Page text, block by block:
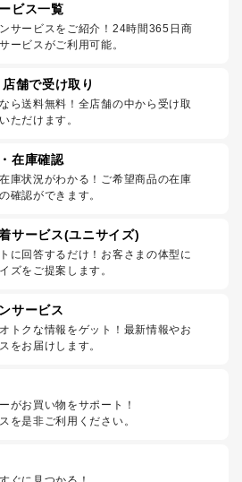
ビス一覧
サービスをご紹介！24時間365日商
ービスがご利用可能。
舗で受け取り
ら送料無料！全店舗の中から受け取
ただけます。
在庫確認
庫状況がわかる！ご希望商品の在庫
確認ができます。
サービス(ユニサイズ)
に回答するだけ！お客さまの体型に
ズをご提案します。
サービス
トクな情報をゲット！最新情報やお
をお届けします。
がお買い物をサポート！
を是非ご利用ください。